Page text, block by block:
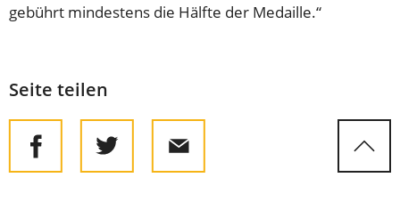
gebührt mindestens die Hälfte der Medaille.“
Seite teilen